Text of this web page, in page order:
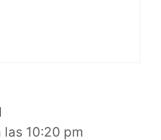
10:20 pm